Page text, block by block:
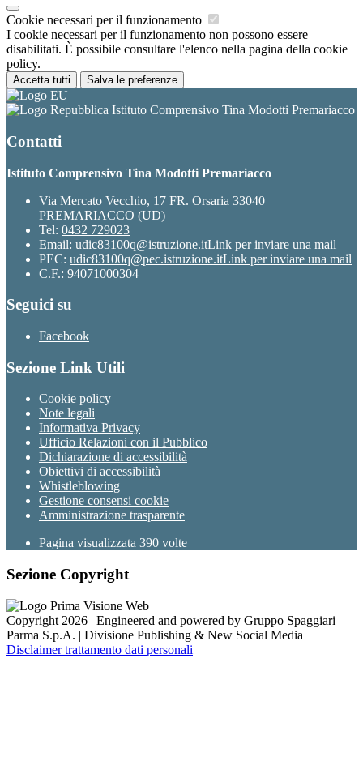
Cookie necessari per il funzionamento
I cookie necessari per il funzionamento non possono essere
disabilitati. È possibile consultare l'elenco nella pagina della cookie
policy.
Accetta tutti Salva le preferenze
Istituto Comprensivo Tina Modotti Premariacco
Contatti
Istituto Comprensivo Tina Modotti Premariacco
Via Mercato Vecchio, 17 FR. Orsaria 33040
PREMARIACCO (UD)
Tel: 0432 729023
Email: udic83100q@istruzione.itLink per inviare una mail
PEC: udic83100q@pec.istruzione.itLink per inviare una mail
C.F.: 94071000304
Seguici su
Facebook
Sezione Link Utili
Cookie policy
Note legali
Informativa Privacy
Ufficio Relazioni con il Pubblico
Dichiarazione di accessibilità
Obiettivi di accessibilità
Whistleblowing
Gestione consensi cookie
Amministrazione trasparente
Pagina visualizzata 390 volte
Sezione Copyright
Copyright 2026 | Engineered and powered by Gruppo Spaggiari
Parma S.p.A. | Divisione Publishing & New Social Media
Disclaimer trattamento dati personali